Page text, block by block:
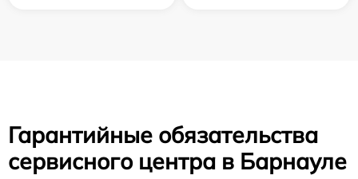
Гарантийные обязательства
сервисного центра в Барнауле